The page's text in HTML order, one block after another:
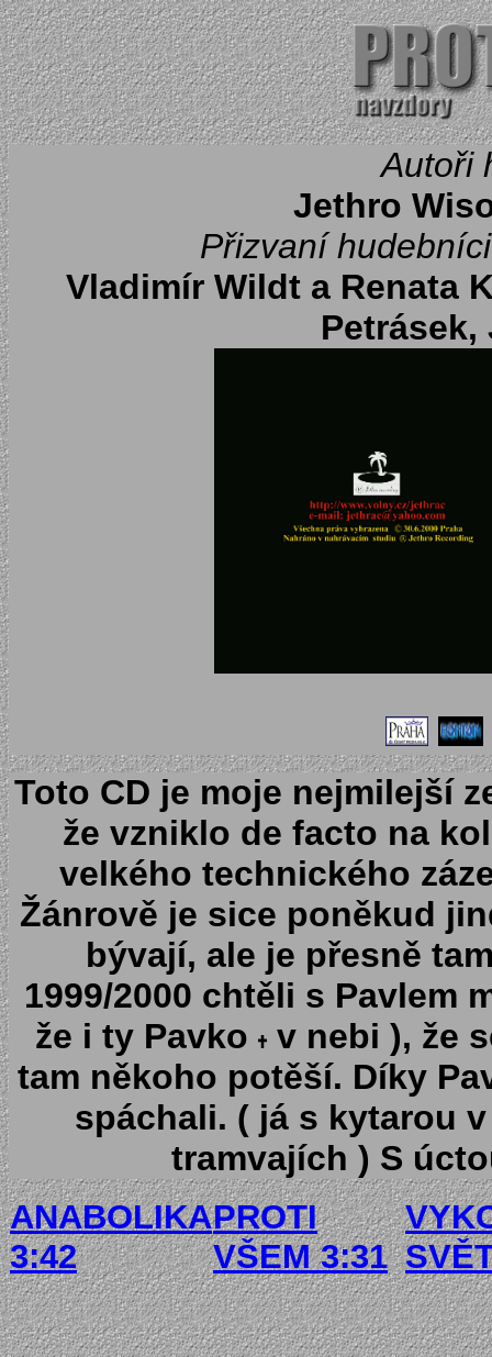
Autoři
Jethro
Přizvaní
Vladimír Wildt a Renata
Toto CD je moje nejmilejší
že vzniklo de facto na
velkého technického
Žánrově je sice poněkud
bývají, ale je přesně
1999/2000 chtěli s Pavlem
že i ty Pavko v nebi ), že
tam někoho potěší. Díky
spáchali. ( já s kytarou
tramvajích ) S
ANABOLIKA
3:42
PROTI
VŠEM 3:31